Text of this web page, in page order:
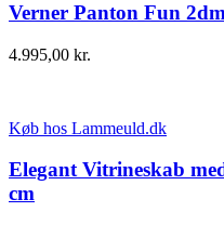
Verner Panton Fun
4.995,00 kr.
Køb hos Lammeuld.dk
Elegant Vitrineskab
cm